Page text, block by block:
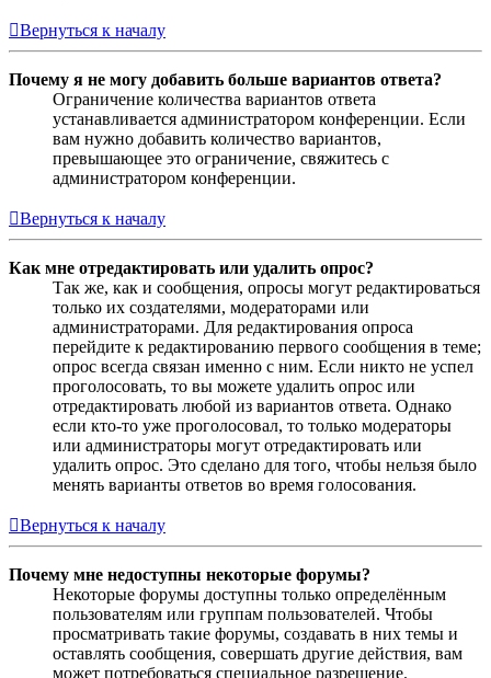
Вернуться к началу
Почему я не могу добавить больше вариантов ответа?
Ограничение количества вариантов ответа
устанавливается администратором конференции. Если
вам нужно добавить количество вариантов,
превышающее это ограничение, свяжитесь с
администратором конференции.
Вернуться к началу
Как мне отредактировать или удалить опрос?
Так же, как и сообщения, опросы могут редактироваться
только их создателями, модераторами или
администраторами. Для редактирования опроса
перейдите к редактированию первого сообщения в теме;
опрос всегда связан именно с ним. Если никто не успел
проголосовать, то вы можете удалить опрос или
отредактировать любой из вариантов ответа. Однако
если кто-то уже проголосовал, то только модераторы
или администраторы могут отредактировать или
удалить опрос. Это сделано для того, чтобы нельзя было
менять варианты ответов во время голосования.
Вернуться к началу
Почему мне недоступны некоторые форумы?
Некоторые форумы доступны только определённым
пользователям или группам пользователей. Чтобы
просматривать такие форумы, создавать в них темы и
оставлять сообщения, совершать другие действия, вам
может потребоваться специальное разрешение.